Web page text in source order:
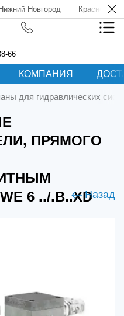
Нижний Новгород Краснодар
66
КОМПАНИЯ
для гидравлических
ПРЯМОГО
6 ../.B..XDНазад